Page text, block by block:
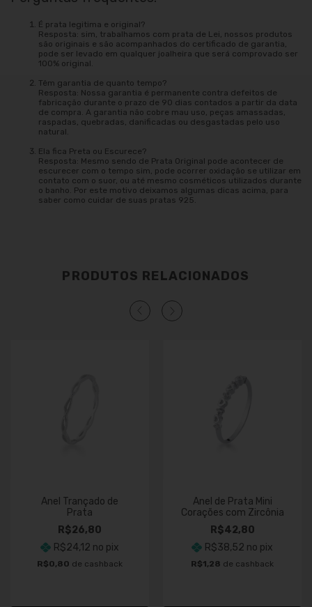
É prata legitima e original?
Resposta: sim, trabalhamos com prata de Lei, nossos produtos
são originais e são acompanhados do certificado de garantia,
pode ser levado em qualquer joalheira que será comprovado ser
100% original.
Têm garantia de quanto tempo?
Resposta: Nossa garantia é permanente contra defeitos de
fabricação durante o prazo de 90 dias contados a partir da data
de compra. A garantia não cobre mau uso, peças amassadas,
raspadas, quebradas, danificadas ou desgastadas pelo uso
natural.
Ela fica Preta ou Escurece?
Resposta: Mesmo sendo de Prata Original pode acontecer de
escurecer com o tempo sim, pode ocorrer oxidação se utilizar em
contato com o suor, ou até mesmo cosméticos utilizados durante
o banho. Por este motivo deixamos algumas dicas acima, para
saber como cuidar de suas pratas 925.
PRODUTOS RELACIONADOS
Anel Trançado de
Prata
R$26,80
R$24,12 no pix
R$0,80 de cashback
Anel de Prata Mini
Corações com Zircônia
R$42,80
R$38,52 no pix
R$1,28 de cashback